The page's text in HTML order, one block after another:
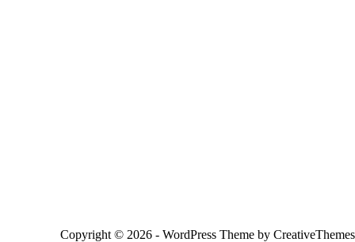
Copyright © 2026 - WordPress Theme by CreativeThemes